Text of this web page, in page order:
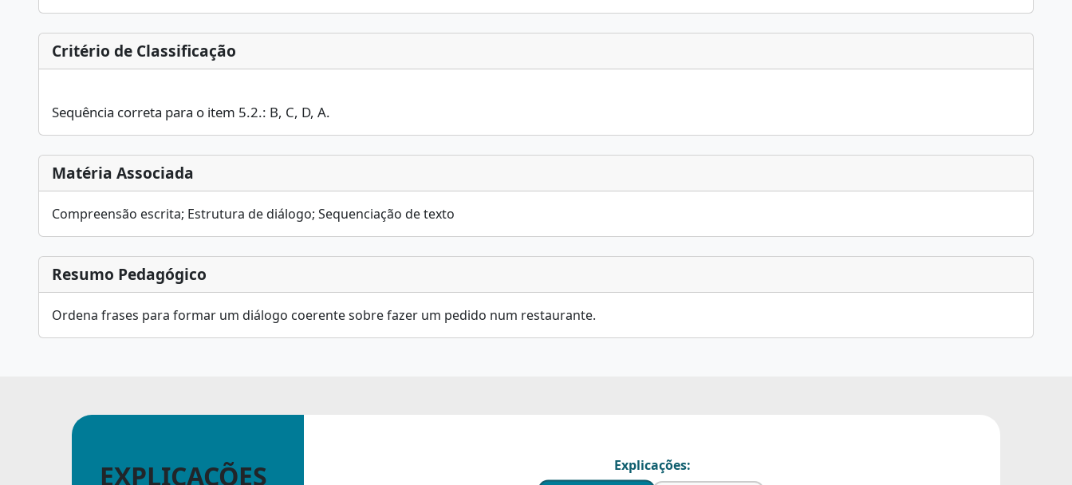
Critério de Classificação
Sequência correta para o item 5.2.: B, C, D, A.
Matéria Associada
Compreensão escrita; Estrutura de diálogo; Sequenciação de texto
Resumo Pedagógico
Ordena frases para formar um diálogo coerente sobre fazer um pedido num restaurante.
EXPLICAÇÕES Explicações: